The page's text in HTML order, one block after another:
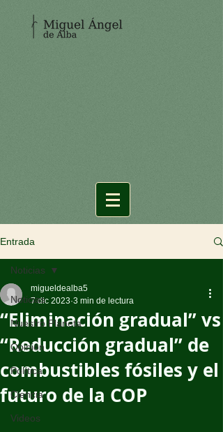
Entrada
Noticias
Nuestro Planeta
Opinión
Política
Ciencia
Videos
Noticias
“Eliminación gradual” vs
“Reducción gradual” de
combustibles fósiles y el
futuro de la COP
migueldealba5
7 dic 2023 3 min de lectura